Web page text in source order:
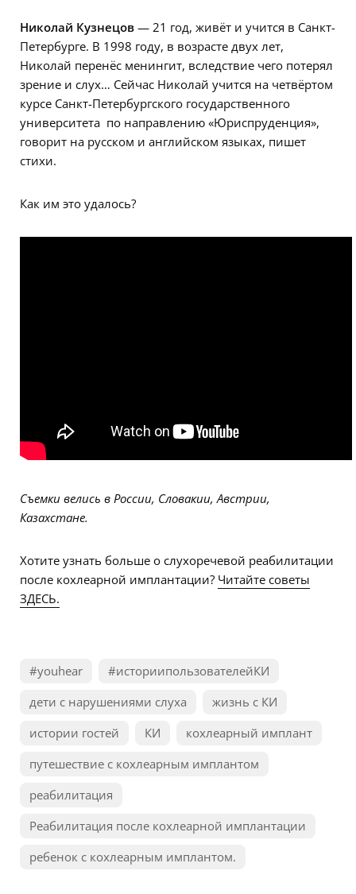
Николай Кузнецов — 21 год, живёт и учится в Санкт-
Петербурге. В 1998 году, в возрасте двух лет,
Николай перенёс менингит, вследствие чего потерял
зрение и слух… Сейчас Николай учится на четвёртом
курсе Санкт-Петербургского государственного
университета по направлению «Юриспруденция»,
говорит на русском и английском языках, пишет
стихи.
Как им это удалось?
Съемки велись в России, Словакии, Австрии,
Казахстане.
Хотите узнать больше о слухоречевой реабилитации
после кохлеарной имплантации? Читайте советы
ЗДЕСЬ.
#youhear
#историипользователейКИ
дети с нарушениями слуха
жизнь с КИ
истории гостей
КИ
кохлеарный имплант
путешествие с кохлеарным имплантом
реабилитация
Реабилитация после кохлеарной имплантации
ребенок с кохлеарным имплантом.